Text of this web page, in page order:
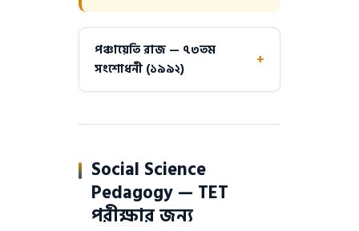
পঞ্চায়েতি রাজ — ৭৩তম
সংশোধনী (১৯৯২)
+
পঞ্চায়েতি রাজকে সাংবিধানিক
তিন স্তর: গ্রাম পঞ্চায়েত → পঞ্চায়েত
সমিতি → জেলা পরিষদ
মহিলাদের জন্য ১/৩ আসন
সংরক্ষণ বাধ্যতামূলক
Social Science
Pedagogy — TET
পরীক্ষার জন্য